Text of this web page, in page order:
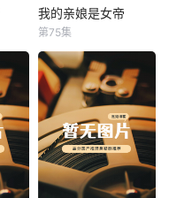
我的亲娘是女帝
我的亲娘是女帝
第75集